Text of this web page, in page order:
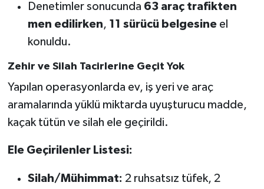
Denetimler sonucunda 63 araç trafikten
men edilirken, 11 sürücü belgesineel
konuldu.
Zehir ve Silah Tacirlerine Geçit Yok
Yapılan operasyonlarda ev, iş yeri ve araç
aramalarında yüklü miktarda uyuşturucu madde,
kaçak tütün ve silah ele geçirildi.
Ele Geçirilenler Listesi:
Silah/Mühimmat: 2 ruhsatsız tüfek, 2